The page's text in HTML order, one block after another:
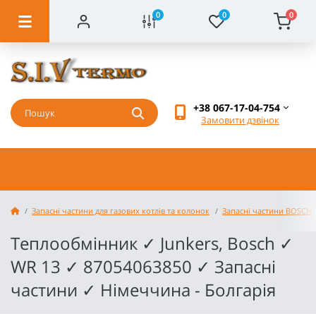
0 0 0
+38 067-17-04-754
Замовити дзвінок
Запасні частини для газових котлів та колонок Запасні частини BOSCH
Теплообмінник ✓ Junkers, Bosch ✓
WR 13 ✓ 87054063850 ✓ Запасні
частини ✓ Німеччина - Болгарія